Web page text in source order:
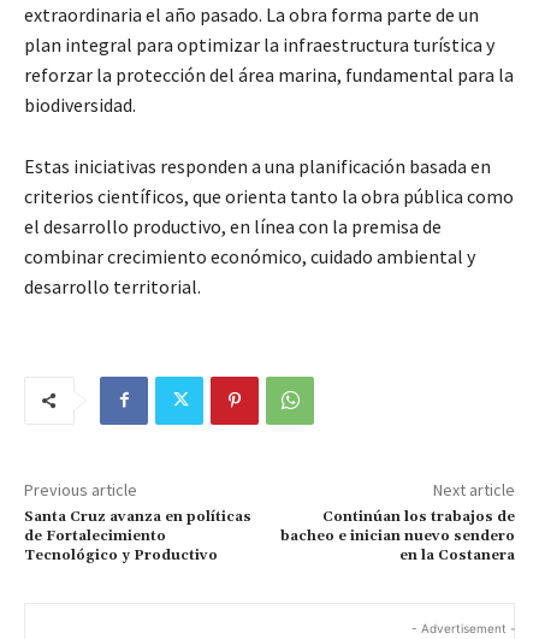
extraordinaria el año pasado. La obra forma parte de un
plan integral para optimizar la infraestructura turística y
reforzar la protección del área marina, fundamental para la
biodiversidad.
Estas iniciativas responden a una planificación basada en
criterios científicos, que orienta tanto la obra pública como
el desarrollo productivo, en línea con la premisa de
combinar crecimiento económico, cuidado ambiental y
desarrollo territorial.
Previous article
Santa Cruz avanza en políticas
de Fortalecimiento
Tecnológico y Productivo
Next article
Continúan los trabajos de
bacheo e inician nuevo sendero
en la Costanera
- Advertisement -